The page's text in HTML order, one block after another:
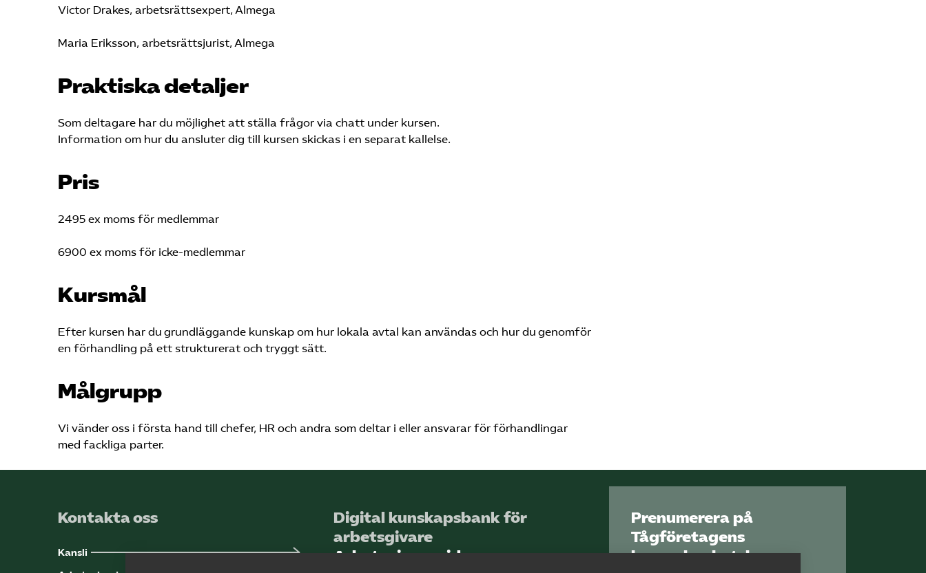
Victor Drakes, arbetsrättsexpert, Almega
Maria Eriksson, arbetsrättsjurist, Almega
Praktiska detaljer
Som deltagare har du möjlighet att ställa frågor via chatt under kursen.
Information om hur du ansluter dig till kursen skickas i en separat kallelse.
Pris
2495 ex moms för medlemmar
6900 ex moms för icke-medlemmar
Kursmål
Efter kursen har du grundläggande kunskap om hur lokala avtal kan användas och hur du genomför
en förhandling på ett strukturerat och tryggt sätt.
Målgrupp
Vi vänder oss i första hand till chefer, HR och andra som deltar i eller ansvarar för förhandlingar
med fackliga parter.
Kontakta oss
Kansli
Digital kunskapsbank för
arbetsgivare
Arbetsgivarguiden
Prenumerera på
Tågföretagens
branschnyhetsbrev